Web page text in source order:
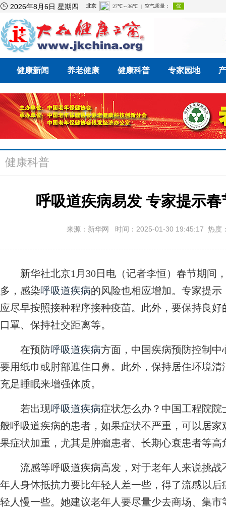
 2026年8月6日 星期四
健康新闻 养老健康 健康科普 专家园地
健康科普
呼吸道疾病易发 专家提示
来源：新华网 时间：2025-01-30 19:45:17 热度
新华社北京1月30日电（记者李恒）春节期间
多，感染呼吸道疾病的风险也相应增加。专家提
应尽早按照接种程序接种疫苗。此外，要保持良
口罩、保持社交距离等。
在预防呼吸道疾病方面，中国疾病预防控制
要用纸巾或肘部遮住口鼻。此外，保持居住环境
充足睡眠来增强体质。
若出现呼吸道疾病症状怎么办？中国工程院
般呼吸道疾病的患者，如果症状不严重，可以居
果症状加重，尤其是肿瘤患者、长期心衰患者等
流感等呼吸道疾病高发，对于老年人来说挑战
年人身体抵抗力要比年轻人差一些，得了流感以
轻人慢一些。她建议老年人要尽量少去商场、集